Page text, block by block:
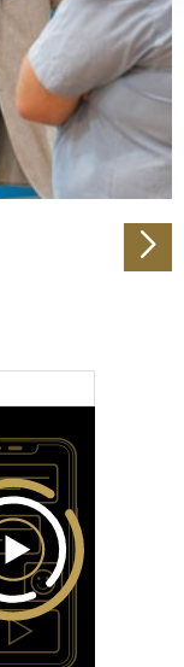
Anzeigen zu
anbieten
zu
zu Ihrer
Partner für
Unsere
mit